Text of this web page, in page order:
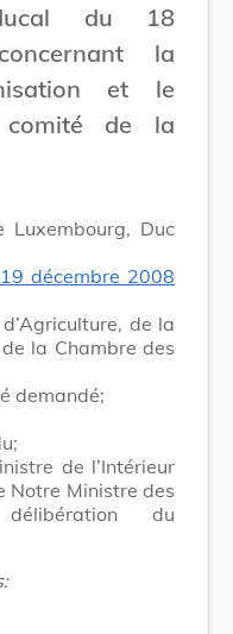
ducal du 18
la
et le
comité de la
Luxembourg, Duc
décembre 2008
de la
la Chambre des
demandé;
de l’Intérieur
Notre Ministre des
du